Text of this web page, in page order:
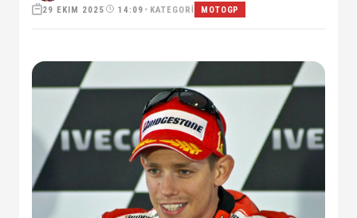
29 EKIM 2025 14:09 • KATEGORI MOTOGP